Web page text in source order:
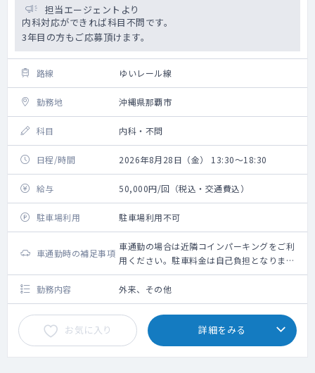
担当エージェントより
内科対応ができれば科目不問です。
3年目の方もご応募頂けます。
路線 ゆいレール線
勤務地 沖縄県那覇市
科目 内科・不問
日程/時間 2026年8月28日（金） 13:30～18:30
給与 50,000円/回（税込・交通費込）
駐車場利用 駐車場利用不可
車通勤時の補足事項
車通勤の場合は近隣コインパーキングをご利
用ください。駐車料金は自己負担となりま
す。
勤務内容
外来、その他
お気に入り 詳細をみる